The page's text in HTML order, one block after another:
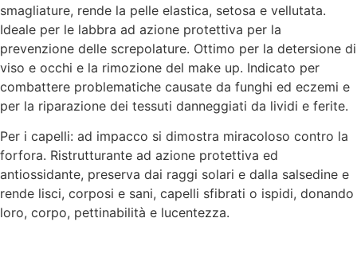
smagliature, rende la pelle elastica, setosa e vellutata.
Ideale per le labbra ad azione protettiva per la
prevenzione delle screpolature. Ottimo per la detersione di
viso e occhi e la rimozione del make up. Indicato per
combattere problematiche causate da funghi ed eczemi e
per la riparazione dei tessuti danneggiati da lividi e ferite.
Per i capelli: ad impacco si dimostra miracoloso contro la
forfora. Ristrutturante ad azione protettiva ed
antiossidante, preserva dai raggi solari e dalla salsedine e
rende lisci, corposi e sani, capelli sfibrati o ispidi, donando
loro, corpo, pettinabilità e lucentezza.